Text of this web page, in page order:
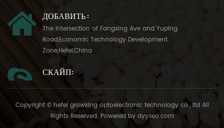
ДОБАВИТЬ :
The Intersection of Fangxing Ave and Yuping
Road,Economic Technology Development
Zone,Hefei,China
СКАЙП:
Copyright © hefei growking optoelectronic technology co., ltd All
Rights Reserved. Powered by dyyseo.com